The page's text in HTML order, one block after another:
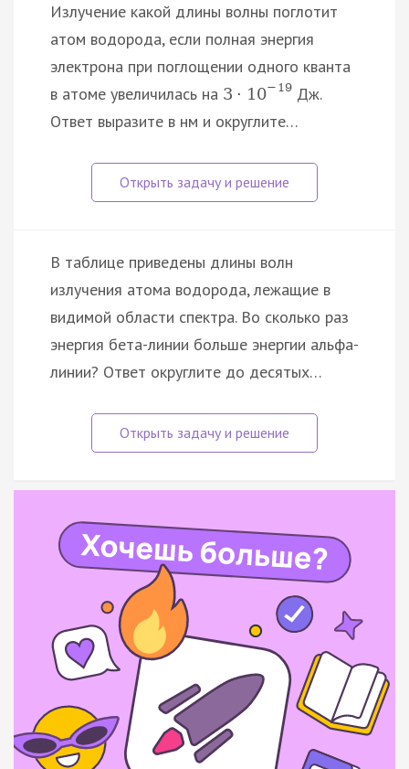
Излучение какой длины волны поглотит
атом водорода, если полная энергия
электрона при поглощении одного кванта
в атоме увеличилась на 3 · 10− 19Дж.
Ответ выразите в нм и округлите…
В таблице приведены длины волн
излучения атома водорода, лежащие в
видимой области спектра. Во сколько раз
энергия бета-линии больше энергии альфа-
линии? Ответ округлите до десятых…